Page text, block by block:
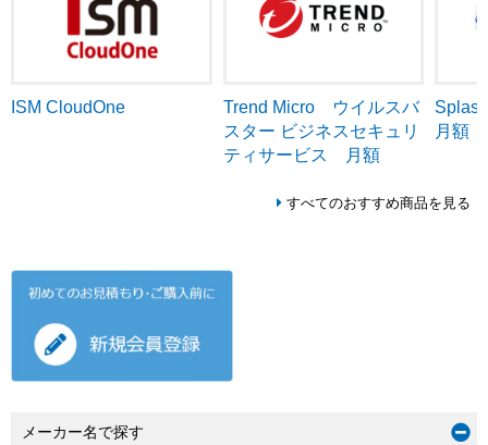
ISM CloudOne
Trend Micro ウイルスバ
スター ビジネスセキュリ
ティサービス 月額
月額
すべてのおすすめ商品を見る
メーカー名で探す